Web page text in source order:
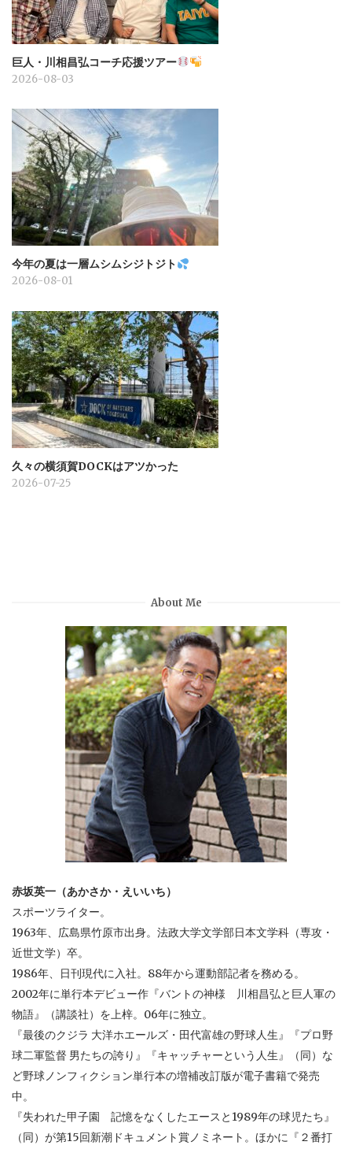
巨人・川相昌弘コーチ応援ツアー
2026-08-03
今年の夏は一層ムシムシジトジト
2026-08-01
久々の横須賀DOCKはアツかった
2026-07-25
About Me
赤坂英一（あかさか・えいいち）
スポーツライター。
1963年、広島県竹原市出身。法政大学文学部日本文学科（専攻・
近世文学）卒。
1986年、日刊現代に入社。88年から運動部記者を務める。
2002年に単行本デビュー作『バントの神様 川相昌弘と巨人軍の
物語』（講談社）を上梓。06年に独立。
『最後のクジラ 大洋ホエールズ・田代富雄の野球人生』『プロ野
球二軍監督 男たちの誇り』『キャッチャーという人生』（同）な
ど野球ノンフィクション単行本の増補改訂版が電子書籍で発売
中。
『失われた甲子園 記憶をなくしたエースと1989年の球児たち』
（同）が第15回新潮ドキュメント賞ノミネート。ほかに『２番打